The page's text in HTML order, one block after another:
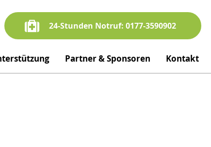
24-Stunden Notruf: 0177-3590902
Partner & Sponsoren Kontakt